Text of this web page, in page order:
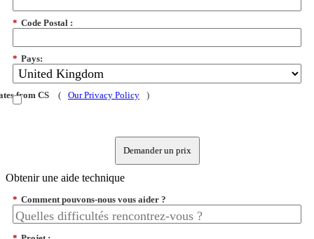
* Code Postal :
* Pays:
from CS ( Our Privacy Policy )
Demander un prix
Obtenir une aide technique
* Comment pouvons-nous vous aider ?